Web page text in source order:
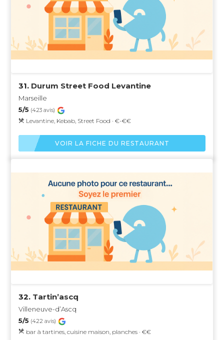
31. Durum Street Food Levantine
Marseille
5/5 (423 avis)
Levantine, Kebab, Street Food · €-€€
VOIR LA FICHE DU RESTAURANT
32. Tartin’ascq
Villeneuve-d’Ascq
5/5 (422 avis)
bar à tartines, cuisine maison, planches · €€